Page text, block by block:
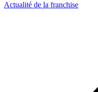
Actualité de la franchise